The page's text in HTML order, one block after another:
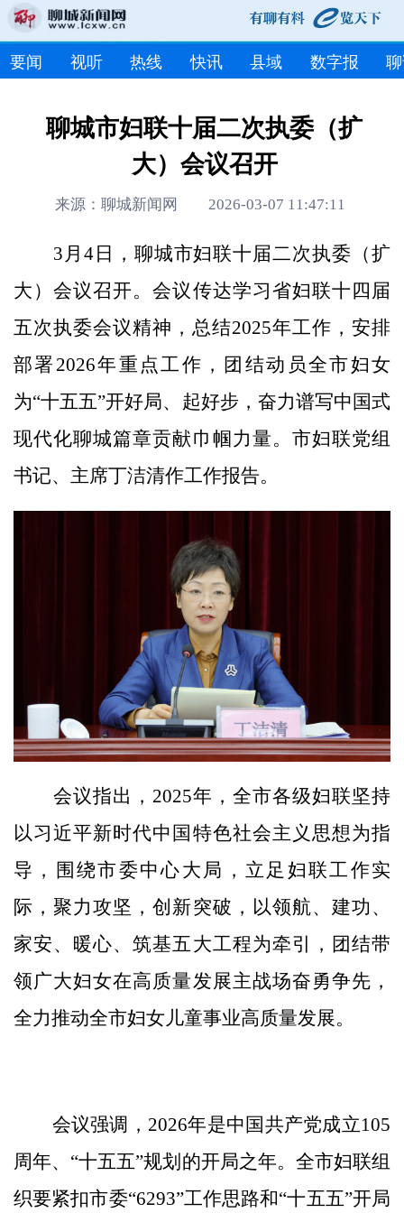
要闻 视听 热线 快讯 县域 数字报
聊城市妇联十届二次执委（扩
大）会议召开
来源：聊城新闻网 2026-03-07 11:47:11
3月4日，聊城市妇联十届二次执委（扩
大）会议召开。会议传达学习省妇联十四届
五次执委会议精神，总结2025年工作，安排
部署2026年重点工作，团结动员全市妇女
为“十五五”开好局、起好步，奋力谱写中国式
现代化聊城篇章贡献巾帼力量。市妇联党组
书记、主席丁洁清作工作报告。
会议指出，2025年，全市各级妇联坚持
以习近平新时代中国特色社会主义思想为指
导，围绕市委中心大局，立足妇联工作实
际，聚力攻坚，创新突破，以领航、建功、
家安、暖心、筑基五大工程为牵引，团结带
领广大妇女在高质量发展主战场奋勇争先，
全力推动全市妇女儿童事业高质量发展。
会议强调，2026年是中国共产党成立105
周年、“十五五”规划的开局之年。全市妇联组
织要紧扣市委“6293”工作思路和“十五五”开局